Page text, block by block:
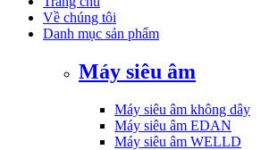
Về chúng tôi
Danh mục sản phẩm
Máy siêu âm
Máy siêu âm không dây
Máy siêu âm EDAN
Máy siêu âm WELLD